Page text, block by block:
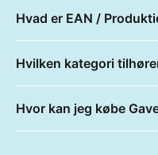
Hvad er EAN /
Hvilken kategori
Hvor kan jeg købe